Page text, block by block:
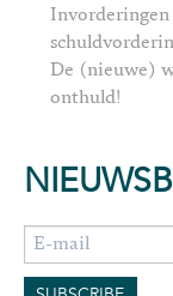
De (nieuwe)
onthuld!